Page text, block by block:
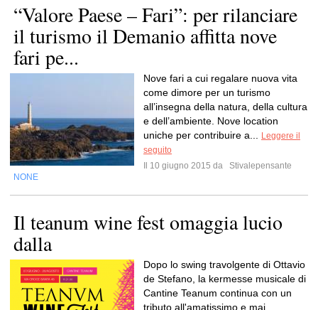
“Valore Paese – Fari”: per rilanciare
il turismo il Demanio affitta nove
fari pe...
Nove fari a cui regalare nuova vita
come dimore per un turismo
all’insegna della natura, della cultura
e dell’ambiente. Nove location
uniche per contribuire a...
Leggere il
seguito
Il 10 giugno 2015 da
Stivalepensante
NONE
Il teanum wine fest omaggia lucio
dalla
Dopo lo swing travolgente di Ottavio
de Stefano, la kermesse musicale di
Cantine Teanum continua con un
tributo all'amatissimo e mai